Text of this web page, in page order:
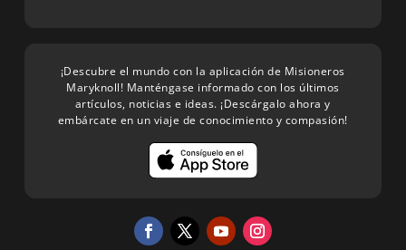
¡Descubre el mundo con la aplicación de Misioneros
Maryknoll! Manténgase informado con los últimos
artículos, noticias e ideas. ¡Descárgalo ahora y
embárcate en un viaje de conocimiento y compasión!